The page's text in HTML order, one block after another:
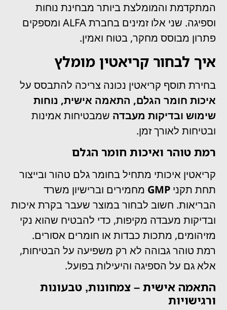
המתקדמת והמומלצת ביותר מבחינת נוחות
וספיגה. שני אלו זמינים בחברת ALFA ומספקים
פתרון מבוסס מחקר, בטוח ואמין.
איך לבחור קריאטין מומלץ
בחירת תוסף קריאטין נכונה צריכה להתבסס על
איכות חומר הגלם, התאמה אישית, נוחות
שימוש ובדיקות מעבדה שמבטיחות אמינות
ובטיחות לאורך זמן.
רמת טוהר ואיכות חומר הגלם
קריאטין איכותי מתחיל בחומר גלם טהור ובייצור
תחת תקני GMP מחמירים וברישיון משרד
הבריאות. חשוב לבחור במוצר שעבר בקרת איכות
ובדיקות מעבדה מקיפות, כדי להבטיח שהוא נקי
מזיהומים, מתכות כבדות או חומרים אסורים.
רמת טוהר גבוהה לא רק משפיעה על הבטיחות,
אלא גם על הספיגה והיעילות בפועל.
התאמה אישית – צמחונות, טבעונות
ורגישויות